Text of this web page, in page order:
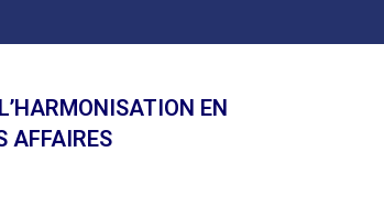
EN
AFFAIRES